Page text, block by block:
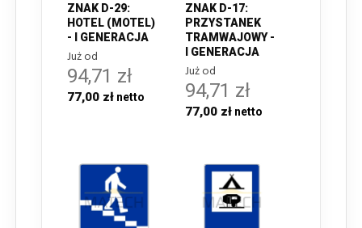
ZNAK D-29:
HOTEL (MOTEL)
- I GENERACJA
Już od
94,71 zł
77,00 zł
ZNAK D-17:
PRZYSTANEK
TRAMWAJOWY -
I GENERACJA
Już od
94,71 zł
77,00 zł